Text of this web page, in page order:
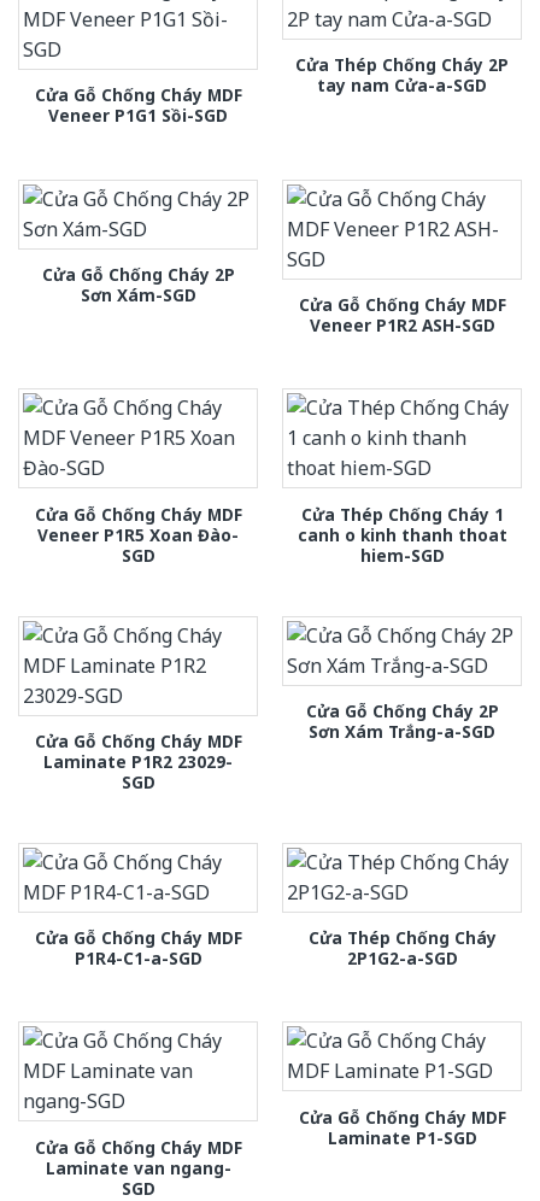
Cửa Gỗ Chống Cháy MDF
Veneer P1G1 Sồi-SGD
Cửa Thép Chống Cháy 2P
tay nam Cửa-a-SGD
Cửa Gỗ Chống Cháy 2P
Sơn Xám-SGD
Cửa Gỗ Chống Cháy MDF
Veneer P1R2 ASH-SGD
Cửa Gỗ Chống Cháy MDF
Veneer P1R5 Xoan Đào-
SGD
Cửa Thép Chống Cháy 1
canh o kinh thanh thoat
hiem-SGD
Cửa Gỗ Chống Cháy MDF
Laminate P1R2 23029-
SGD
Cửa Gỗ Chống Cháy 2P
Sơn Xám Trắng-a-SGD
Cửa Gỗ Chống Cháy MDF
P1R4-C1-a-SGD
Cửa Thép Chống Cháy
2P1G2-a-SGD
Cửa Gỗ Chống Cháy MDF
Laminate van ngang-
SGD
Cửa Gỗ Chống Cháy MDF
Laminate P1-SGD